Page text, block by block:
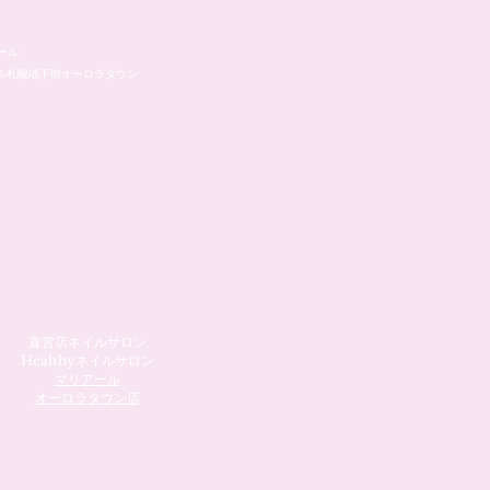
直営店ネイルサロン
Healthyネイルサロン
マリアール
​オーロラタウン店